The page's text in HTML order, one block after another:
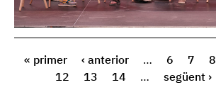
« primer ‹ anterior … 6 7 8
12
13 14 … següent ›